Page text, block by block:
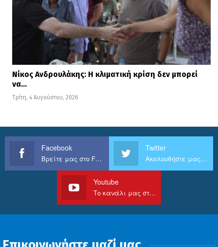
Νίκος Ανδρουλάκης: Η κλιματική κρίση δεν μπορεί
να…
Τρίτη, 4 Αυγούστου, 2026
Facebook
Βρείτε μας στο Facebook
Twitter
Ακολουθήστε μας στο Twitter
Youtube
Το κανάλι μας στο Youtube